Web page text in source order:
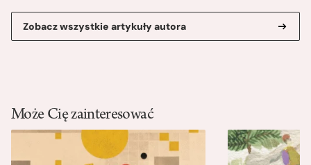
Zobacz wszystkie artykuły autora
Może Cię zainteresować